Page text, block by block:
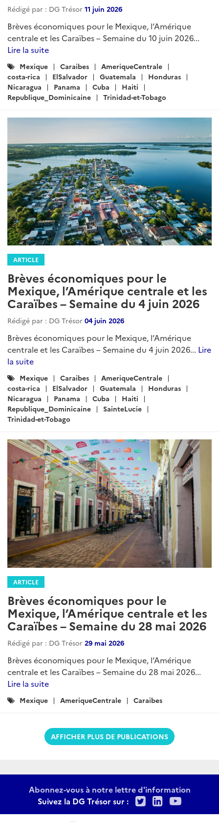
Rédigé par : DG Trésor 11 juin 2026
Brèves économiques pour le Mexique, l’Amérique
centrale et les Caraïbes – Semaine du 10 juin 2026...
Lire la suite
Catégories
:
Mexique Caraibes
AmeriqueCentrale
costa-rica
ElSalvador Guatemala
Honduras
Nicaragua
Panama Cuba
Haiti
Republique_Dominicaine
Trinidad-et-Tobago
ARTICLE
Brèves économiques pour le
Mexique, l’Amérique centrale et les
Caraïbes – Semaine du 4 juin 2026
Rédigé par : DG Trésor 04 juin 2026
Brèves économiques pour le Mexique, l’Amérique
centrale et les Caraïbes – Semaine du 4 juin 2026... Lire
la suite
Catégories
:
Mexique Caraibes
AmeriqueCentrale
costa-rica
ElSalvador Guatemala
Honduras
Nicaragua
Panama Cuba
Haiti
Republique_Dominicaine
SainteLucie
Trinidad-et-Tobago
ARTICLE
Brèves économiques pour le
Mexique, l’Amérique centrale et les
Caraïbes – Semaine du 28 mai 2026
Rédigé par : DG Trésor 29 mai 2026
Brèves économiques pour le Mexique, l’Amérique
centrale et les Caraïbes – Semaine du 28 mai 2026...
Lire la suite
Catégories
Mexique AmeriqueCentrale Caraibes
AFFICHER PLUS DE PUBLICATIONS
Abonnez-vous à notre lettre d'information
Suivez la DG Trésor sur :
TwitterLinkedIn